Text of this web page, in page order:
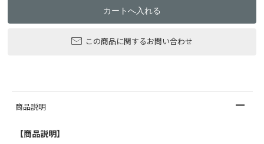
この商品に関するお問い合わせ
商品説明
【商品説明】